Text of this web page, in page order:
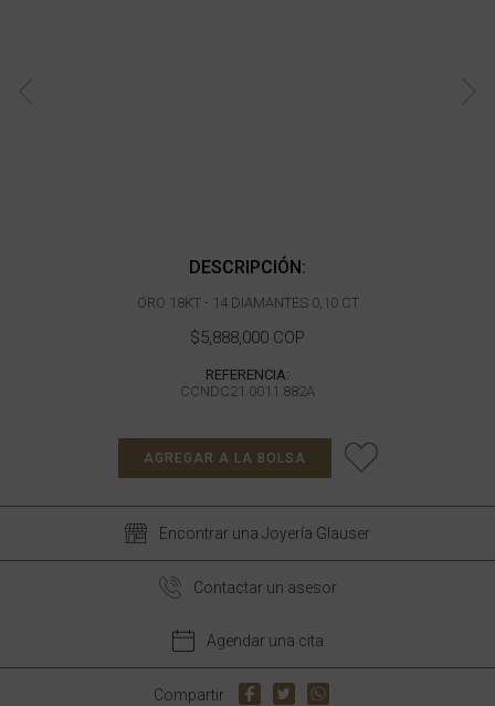
DESCRIPCIÓN:
ORO 18KT - 14 DIAMANTES 0,10 CT
$5,888,000 COP
REFERENCIA:
CCNDC21.0011.882A
AGREGAR A LA BOLSA
Encontrar una Joyería Glauser
Contactar un asesor
Agendar una cita
Compartir